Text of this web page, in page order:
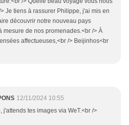
Je tiens à rassurer Philippe, j'ai mis en
découvrir notre nouveau pays
mesure de nos promenades.<br /> À
affectueuses,<br /> Beijinhos<br
12/11/2024 10:55
j'attends tes images via WeT.<br />